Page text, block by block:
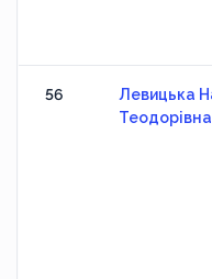
56
Левицька
Теодорівна